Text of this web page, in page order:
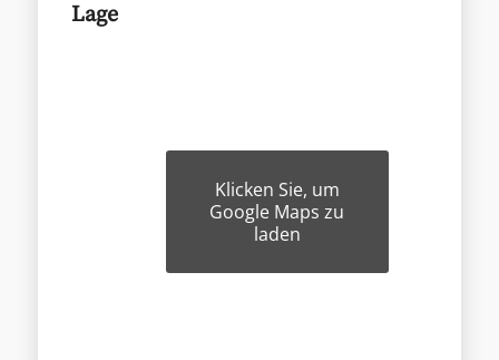
Lage
Klicken Sie, um
Google Maps zu
laden